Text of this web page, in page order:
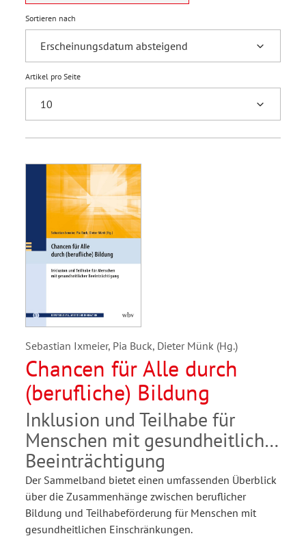
Sortieren nach
Artikel pro Seite
Sebastian Ixmeier, Pia Buck, Dieter Münk (Hg.)
Chancen für Alle durch
(berufliche) Bildung
Inklusion und Teilhabe für
Menschen mit gesundheitlicher
Beeinträchtigung
Der Sammelband bietet einen umfassenden Überblick
über die Zusammenhänge zwischen beruflicher
Bildung und Teilhabeförderung für Menschen mit
gesundheitlichen Einschränkungen.